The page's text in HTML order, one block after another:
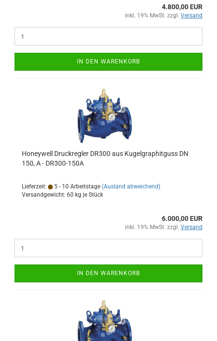
4.800,00 EUR
inkl. 19% MwSt. zzgl. Versand
IN DEN WARENKORB
Honeywell Druckregler DR300 aus Kugelgraphitguss DN
150, A - DR300-150A
Lieferzeit: 5 - 10 Arbeitstage (Ausland abweichend)
Versandgewicht: 60 kg je Stück
6.000,00 EUR
inkl. 19% MwSt. zzgl. Versand
IN DEN WARENKORB